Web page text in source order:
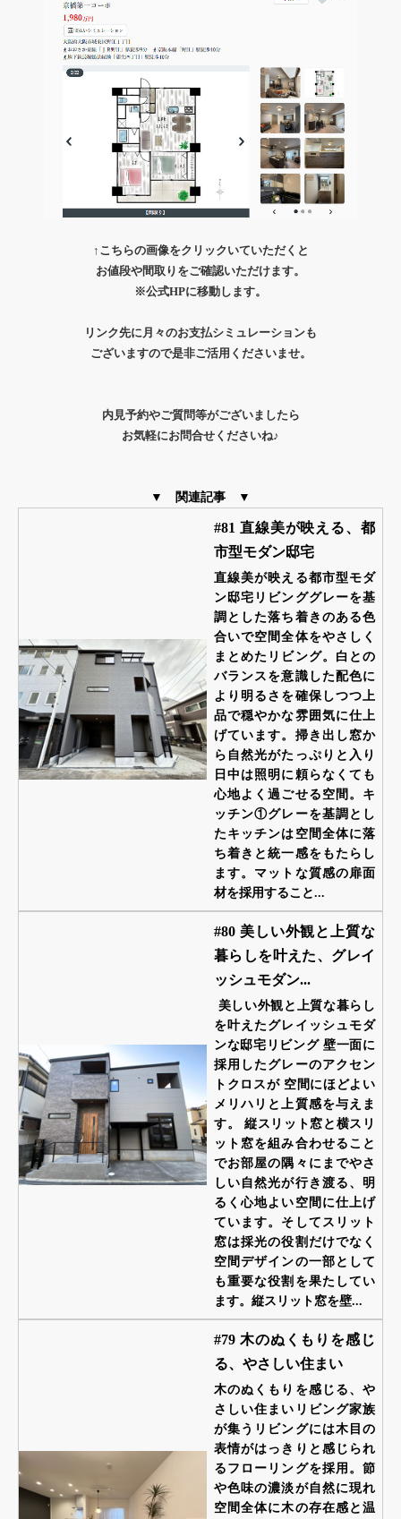
↑こちらの画像をクリックいていただくと
お値段や間取りをご確認いただけます。
※公式HPに移動します。
リンク先に月々のお支払シミュレーションも
ございますので是非ご活用くださいませ。
内見予約やご質問等がございましたら
お気軽にお問合せくださいね♪
▼ 関連記事 ▼
#81 直線美が映える、都
市型モダン邸宅
直線美が映える都市型モダ
ン邸宅リビンググレーを基
調とした落ち着きのある色
合いで空間全体をやさしく
まとめたリビング。白との
バランスを意識した配色に
より明るさを確保しつつ上
品で穏やかな雰囲気に仕上
げています。掃き出し窓か
ら自然光がたっぷりと入り
日中は照明に頼らなくても
心地よく過ごせる空間。キ
ッチン①グレーを基調とし
たキッチンは空間全体に落
ち着きと統一感をもたらし
ます。マットな質感の扉面
材を採用すること...
#80 美しい外観と上質な
暮らしを叶えた、グレイ
ッシュモダン...
美しい外観と上質な暮らし
を叶えたグレイッシュモダ
ンな邸宅リビング 壁一面に
採用したグレーのアクセン
トクロスが 空間にほどよい
メリハリと上質感を与えま
す。 縦スリット窓と横スリ
ット窓を組み合わせること
でお部屋の隅々にまでやさ
しい自然光が行き渡る、明
るく心地よい空間に仕上げ
ています。そしてスリット
窓は採光の役割だけでなく
空間デザインの一部として
も重要な役割を果たしてい
ます。縦スリット窓を壁...
#79 木のぬくもりを感じ
る、やさしい住まい
木のぬくもりを感じる、や
さしい住まいリビング家族
が集うリビングには木目の
表情がはっきりと感じられ
るフローリングを採用。節
や色味の濃淡が自然に現れ
空間全体に木の存在感と温